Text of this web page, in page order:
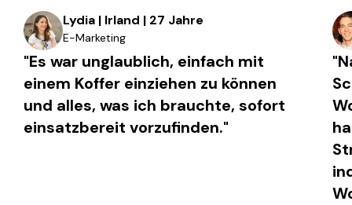
Lydia | Irland | 27 Jahre
E-Marketing
"Es war unglaublich, einfach mit
einem Koffer einziehen zu können
und alles, was ich brauchte, sofort
einsatzbereit vorzufinden."